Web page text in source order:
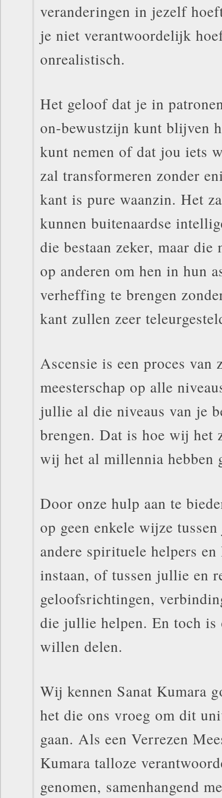
veranderingen in jezelf
je niet verantwoordelijk
onrealistisch.
Het geloof dat je in
on-bewustzijn kunt blijven
kunt nemen of dat jou iets
zal transformeren zonder
kant is pure waanzin. Het
kunnen buitenaardse
die bestaan zeker, maar die
op anderen om hen in hun
verheffing te brengen
kant zullen zeer
Ascensie is een proces van
meesterschap op alle
jullie al die niveaus van je
brengen. Dat is hoe wij het
wij het al millennia hebben
Door onze hulp aan te
op geen enkele wijze
andere spirituele helpers
instaan, of tussen jullie en
geloofsrichtingen,
die jullie helpen. En toch is
willen delen.
Wij kennen Sanat Kumara
het die ons vroeg om dit
gaan. Als een Verrezen
Kumara talloze
genomen, samenhangend